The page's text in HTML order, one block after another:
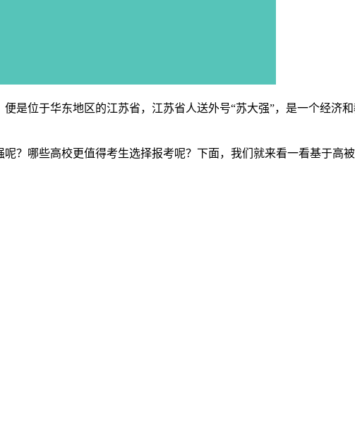
是位于华东地区的江苏省，江苏省人送外号“苏大强”，是一个经济
？哪些高校更值得考生选择报考呢？下面，我们就来看一看基于高